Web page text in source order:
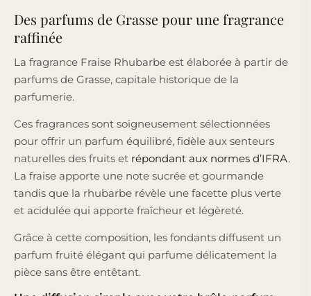
Des parfums de Grasse pour une fragrance
raffinée
La fragrance Fraise Rhubarbe est élaborée à partir de
parfums de Grasse, capitale historique de la
parfumerie.
Ces fragrances sont soigneusement sélectionnées
pour offrir un parfum équilibré, fidèle aux senteurs
naturelles des fruits et répondant aux normes d’IFRA.
La fraise apporte une note sucrée et gourmande
tandis que la rhubarbe révèle une facette plus verte
et acidulée qui apporte fraîcheur et légèreté.
Grâce à cette composition, les fondants diffusent un
parfum fruité élégant qui parfume délicatement la
pièce sans être entêtant.